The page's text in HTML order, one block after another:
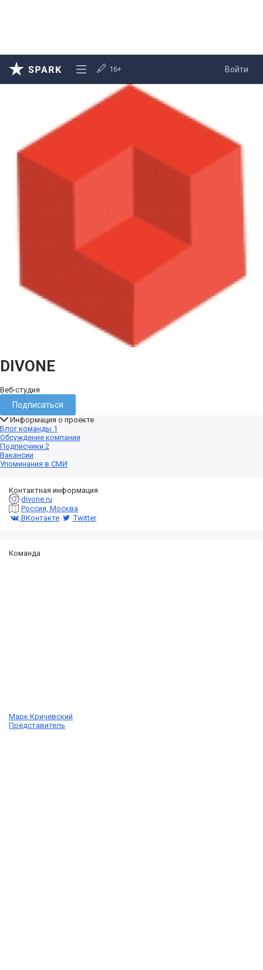
Войти
16+
DIVONE
Веб-студия
Подписаться
Информация о проекте
Блог команды 1
Обсуждение компании
Подписчики 2
Вакансии
Упоминания в СМИ
Контактная информация
divone.ru
Россия, Москва
ВКонтакте
Twitter
Команда
Марк Кричевский
Представитель